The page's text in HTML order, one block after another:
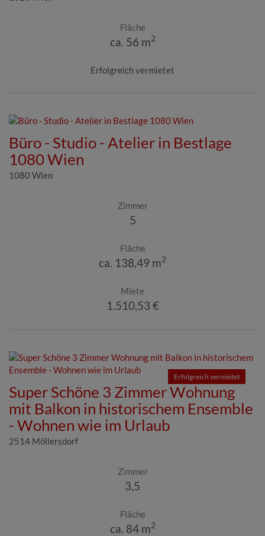
Fläche
ca. 56 m2
Erfolgreich vermietet
Büro - Studio - Atelier in Bestlage
1080 Wien
1080 Wien
Zimmer
5
Fläche
ca. 138,49 m2
Miete
1.510,53 €
Erfolgreich vermietet
Super Schöne 3 Zimmer Wohnung
mit Balkon in historischem Ensemble
- Wohnen wie im Urlaub
2514 Möllersdorf
Zimmer
3,5
Fläche
ca. 84 m2